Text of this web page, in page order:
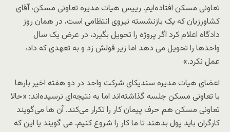
تعاونی مسکن افتاده‌ایم. رییس هیات مدیره تعاونی مسکن، آقای
کشاورزیان که یک بازنشسته نیروی انتظامی است، در همان روز
دادگاه اعلام کرد اگر پروژه را تحویل بگیرد، در عرض یک سال
واحدها را تحویل می دهد اما زیر قولش زد و به تعهدی که داد،
عمل نکرد.»
اعضای هیات مدیره سندیکای شرکت واحد در دو هفته اخیر بارها
با تعاونی مسکن جلسه گذاشته‌اند اما به نتیجه‌ای نرسیده‌اند: «حالا
تعاونی مسکن هم حرف پیمان کار را تکرار می‌کند. آن ها می‌گویند
کارگران باید پول بدهند تا ما کار را شروع کنیم. می گویند یا این که